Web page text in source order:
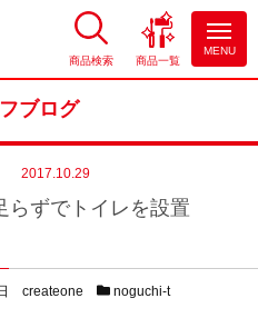
商品検索 商品一覧
MENU
ブログ
2017.10.29
らずでトイレを設置
著者
createone スタッフブログカテゴリー
noguchi-t